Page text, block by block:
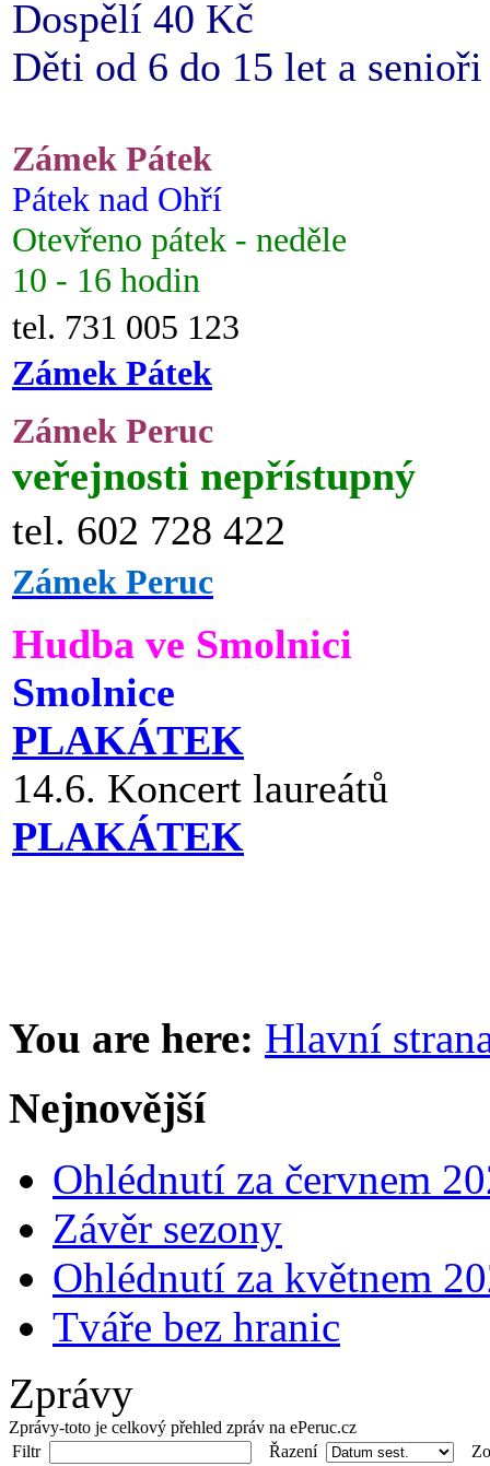
Dospělí 40 Kč
Děti od 6 do 15 let a
Zámek Pátek
Pátek nad Ohří
Otevřeno pátek - neděle
10 - 16 hodin
tel. 731 005 123
Zámek Pátek
Zámek Peruc
veřejnosti nepřístupný
tel. 602 728 422
Zámek Peruc
Hudba ve Smolnici
Smolnice
PLAKÁTEK
14.6. Koncert laureátů
PLAKÁTEK
You are here: Hlavní
Nejnovější
Ohlédnutí za červnem
Závěr sezony
Ohlédnutí za květnem
Tváře bez hranic
Zprávy
Zprávy-toto je celkový přehled zpráv na ePeruc.cz
Filtr
Řazení